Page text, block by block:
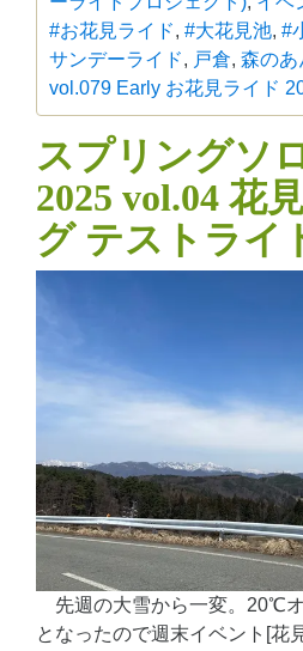
#お花見ライド, #大花見池, #
サンデーライド, 戸倉, 森のあ
vol.079 Early お花見ライド
スプリングソ
2025 vol.04 花
グ テストライ
先週の大雪から一変。20℃
となったので週末イベント[花